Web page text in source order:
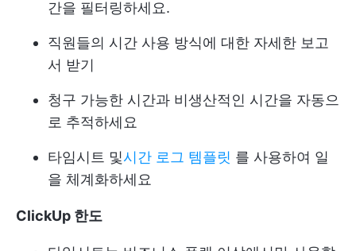
간을 필터링하세요.
직원들의 시간 사용 방식에 대한 자세한 보고
서 받기
청구 가능한 시간과 비생산적인 시간을 자동으
로 추적하세요
타임시트 및시간 로그 템플릿 를 사용하여 일
을 체계화하세요
ClickUp 한도